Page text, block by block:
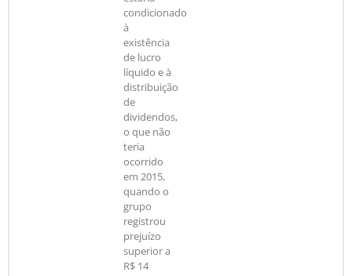
condicionado
à
existência
de lucro
líquido e à
distribuição
de
dividendos,
o que não
teria
ocorrido
em 2015,
quando o
grupo
registrou
prejuízo
superior a
R$ 14